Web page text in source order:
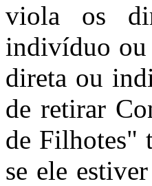
viola os
indivíduo ou
direta ou
de retirar
de Filhotes"
se ele